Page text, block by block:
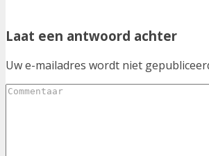
Laat een antwoord achter
Uw e-mailadres wordt niet